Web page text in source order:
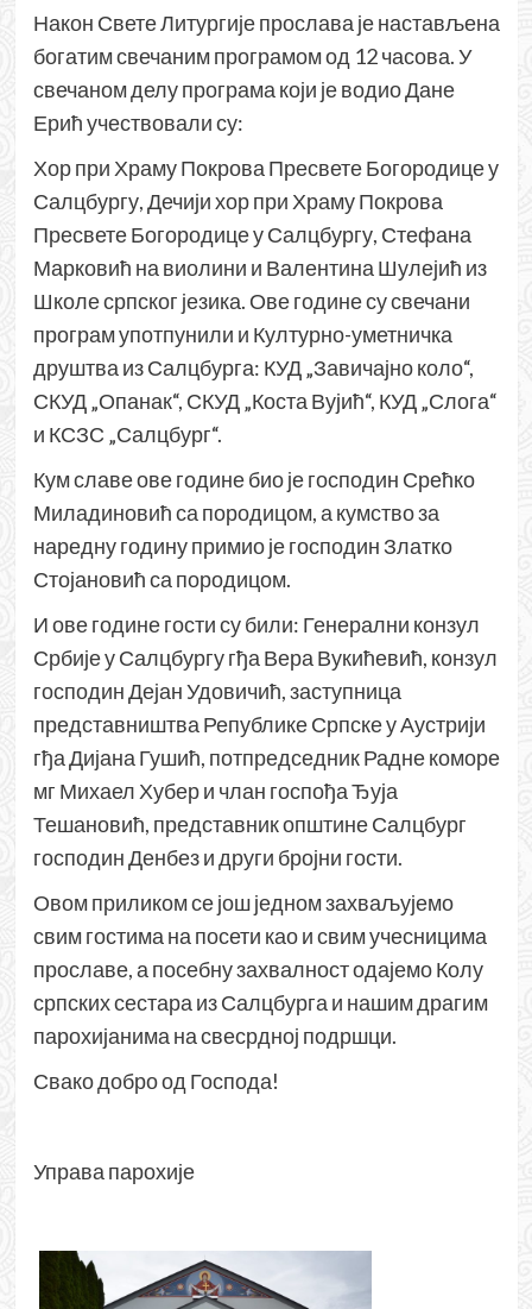
Након Свете Литургије прослава је настављена
богатим свечаним програмом од 12 часова. У
свечаном делу програма који је водио Дане
Ерић учествовали су:
Хор при Храму Покрова Пресвете Богородице у
Салцбургу, Дечији хор при Храму Покрова
Пресвете Богородице у Салцбургу, Стефана
Марковић на виолини и Валентина Шулејић из
Школе српског језика. Ове године су свечани
програм употпунили и Културно-уметничка
друштва из Салцбурга: КУД „Завичајно коло“,
СКУД „Опанак“, СКУД „Коста Вујић“, КУД „Слога“
и КСЗС „Салцбург“.
Кум славе ове године био је господин Срећко
Миладиновић са породицом, а кумство за
наредну годину примио је господин Златко
Стојановић са породицом.
И ове године гости су били: Генерални конзул
Србије у Салцбургу гђа Вера Вукићевић, конзул
господин Дејан Удовичић, заступница
представништва Републике Српске у Аустрији
гђа Дијана Гушић, потпредседник Радне коморе
мг Михаел Хубер и члан госпођа Ђуја
Тешановић, представник општине Салцбург
господин Денбез и други бројни гости.
Овом приликом се још једном захваљујемо
свим гостима на посети као и свим учесницима
прославе, а посебну захвалност одајемо Колу
српских сестара из Салцбурга и нашим драгим
парохијанима на свесрдној подршци.
Свако добро од Господа!
Управа парохије